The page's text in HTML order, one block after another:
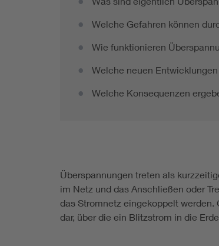
Welche Gefahren können
Wie funktionieren
Welche neuen
Welche Konsequenzen
Überspannungen treten als
im Netz und das Anschließen oder
das Stromnetz eingekoppelt
dar, über die ein Blitzstrom in die